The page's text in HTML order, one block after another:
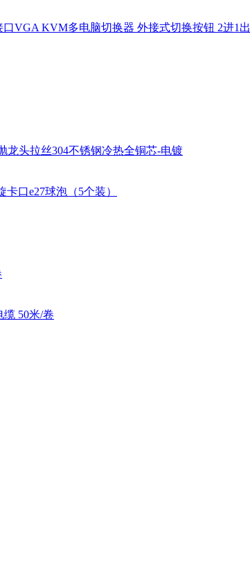
口VGA KVM多电脑切换器 外接式切换按钮 2进1出
龙头拉丝304不锈钢冷热全铜芯-电镀
口e27球泡（5个装）
50米/卷